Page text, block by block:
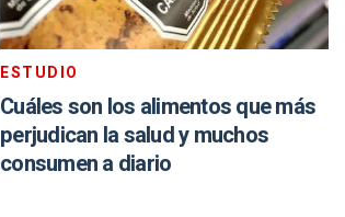
ESTUDIO
Cuáles son los alimentos que más
perjudican la salud y muchos
consumen a diario